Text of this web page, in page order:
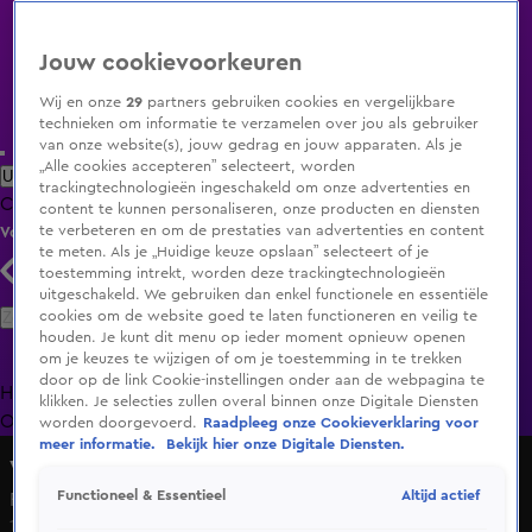
Uitzending Gemist Populaire programma's Zenders Genres
ClipsFilmsRadioSmart TV inlogShop
Volg KIJK
Zoeken
HomeUitzending Gemist Programma's De Bondgenoten
OranjezomerLivestreamsShop
Vandaag Inside Oranje
René: 'Wat je Ronald Koeman wél aan kunt rekenen...'
11 juli 2024, 22:57
Jouw cookievoorkeuren
Wij en onze29 partners gebruiken cookies en vergelijkbare
technieken om informatie te verzamelen over jou als gebruiker
van onze website(s), jouw gedrag en jouw apparaten. Als je
„Alle cookies accepteren” selecteert, worden
trackingtechnologieën ingeschakeld om onze advertenties en
content te kunnen personaliseren, onze producten en diensten
te verbeteren en om de prestaties van advertenties en content
te meten. Als je „Huidige keuze opslaan” selecteert of je
toestemming intrekt, worden deze trackingtechnologieën
uitgeschakeld. We gebruiken dan enkel functionele en essentiële
cookies om de website goed te laten functioneren en veilig te
houden. Je kunt dit menu op ieder moment opnieuw openen
om je keuzes te wijzigen of om je toestemming in te trekken
door op de link Cookie-instellingen onder aan de webpagina te
klikken. Je selecties zullen overal binnen onze Digitale Diensten
worden doorgevoerd.
Raadpleeg onze Cookieverklaring voor
meer informatie.
Bekijk hier onze Digitale Diensten.
Functioneel & Essentieel Altijd actief